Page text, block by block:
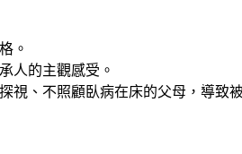
。
人的主觀感受。
視、不照顧臥病在床的父母，導致